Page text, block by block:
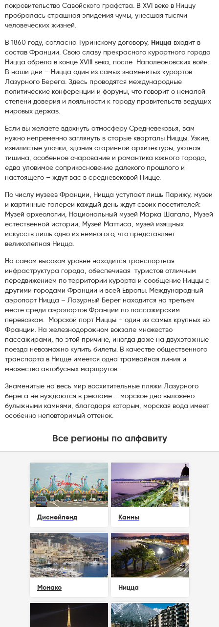
покровительство Савойского графства. В XVI веке в Ниццу
пробралась страшная эпидемия чумы, унесшая тысячи
человеческих жизней.
В 1860 году, согласно Туринскому договору, Ницца входит в
состав Франции. Свою славу прекрасного курортного города
Ницца обрела в конце XVIII века, после Наполеоновских войн.
В наши дни – Ницца один из самых знаменитых курортов
Лазурного Берега. Здесь проводятся международные
политические конференции и форумы, что говорит о немалой
степени доверия и лояльности к городу правительств ведущих
мировых держав.
Если вы желаете вдохнуть атмосферу Средневековья, вам
нужно непременно заглянуть в старые кварталы Ниццы. Узкие,
извилистые улочки, здания старинной архитектуры, уютная
тишина, особенное очарование и романтика южного города,
едва уловимое соприкосновение далекого прошлого и
настоящего – ждут вас в средневековой Ницце.
По числу музеев Франции, Ницца уступает лишь Парижу, музеи
и картинные галереи каждый день ждут своих посетителей:
Музей археологии, Национальный музей Марка Шагала, Музей
естественной истории, Музей Маттиса, музей изящных
искусств лишь одно из немногого, что представляет
великолепная Ницца.
На самом высоком уровне находится транспортная
инфраструктура города, обеспечивая туристов отличным
передвижением по территории курорта и сообщение Ниццы с
другими городами Франции и всей Европы. Международный
аэропорт Ницца – Лазурный Берег находится на третьем
месте среди аэропортов Франции по пассажирским
перевозкам. Морской порт Ниццы – один из самых крупных во
Франции. На железнодорожном вокзале множество
пассажирами, по этой причине, иногда даже на двухэтажные
поезда невозможно купить билеты. В качестве общественного
транспорта в Ницце имеется одна трамвайная линия и
множество автобусных маршрутов.
Знаменитые на весь мир восхитительные пляжи Лазурного
берега не нуждаются в рекламе – морское дно выложено
булыжными камнями, благодаря которым, морская вода имеет
особенно неповторимый оттенок.
Все регионы по алфавиту
Диснейленд Канны
Монако Ницца